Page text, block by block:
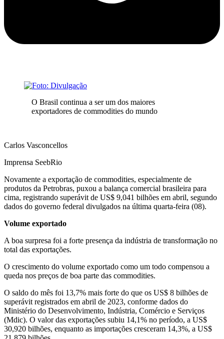
O Brasil continua a ser um dos maiores
exportadores de commodities do mundo
Carlos Vasconcellos
Imprensa SeebRio
Novamente a exportação de commodities, especialmente de
produtos da Petrobras, puxou a balança comercial brasileira para
cima, registrando superávit de US$ 9,041 bilhões em abril, segundo
dados do governo federal divulgados na última quarta-feira (08).
Volume exportado
A boa surpresa foi a forte presença da indústria de transformação no
total das exportações.
O crescimento do volume exportado como um todo compensou a
queda nos preços de boa parte das commodities.
O saldo do mês foi 13,7% mais forte do que os US$ 8 bilhões de
superávit registrados em abril de 2023, conforme dados do
Ministério do Desenvolvimento, Indústria, Comércio e Serviços
(Mdic). O valor das exportações subiu 14,1% no período, a US$
30,920 bilhões, enquanto as importações cresceram 14,3%, a US$